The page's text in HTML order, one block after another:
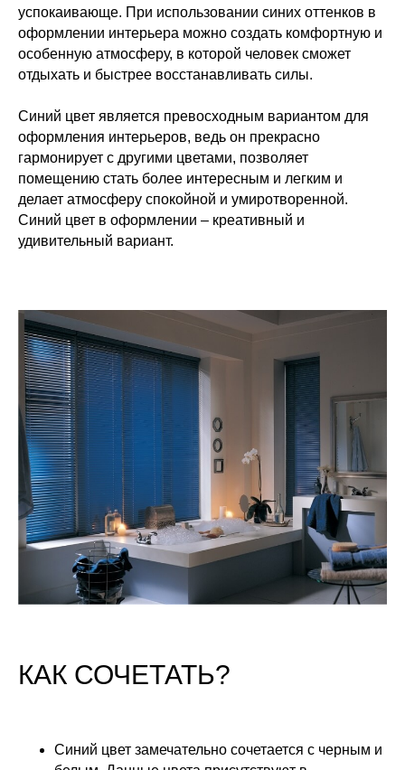
успокаивающе. При использовании синих оттенков в
оформлении интерьера можно создать комфортную и
особенную атмосферу, в которой человек сможет
отдыхать и быстрее восстанавливать силы.
Синий цвет является превосходным вариантом для
оформления интерьеров, ведь он прекрасно
гармонирует с другими цветами, позволяет
помещению стать более интересным и легким и
делает атмосферу спокойной и умиротворенной.
Синий цвет в оформлении – креативный и
удивительный вариант.
КАК СОЧЕТАТЬ?
Синий цвет замечательно сочетается с черным и